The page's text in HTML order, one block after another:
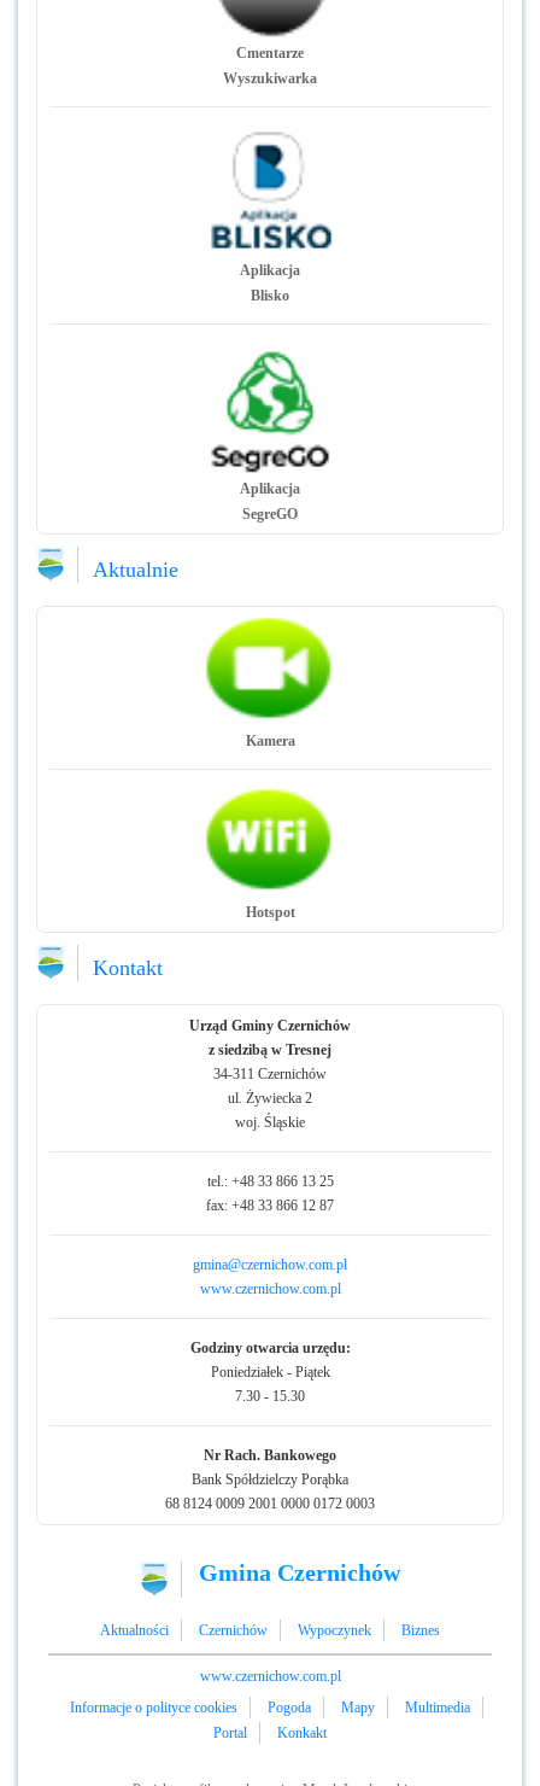
Cmentarze
Wyszukiwarka
Aplikacja
Blisko
Aplikacja
SegreGO
Aktualnie
Kamera
Hotspot
Kontakt
Urząd Gminy Czernichów
z siedzibą w Tresnej
34-311 Czernichów
ul. Żywiecka 2
woj. Śląskie
tel.: +48 33 866 13 25
fax: +48 33 866 12 87
gmina@czernichow.com.pl
www.czernichow.com.pl
Godziny otwarcia urzędu:
Poniedziałek - Piątek
7.30 - 15.30
Nr Rach. Bankowego
Bank Spółdzielczy Porąbka
68 8124 0009 2001 0000 0172 0003
Gmina Czernichów
Aktualności Czernichów Wypoczynek Biznes
www.czernichow.com.pl
Informacje o polityce cookies
Pogoda Mapy
Multimedia
Portal
Konkakt